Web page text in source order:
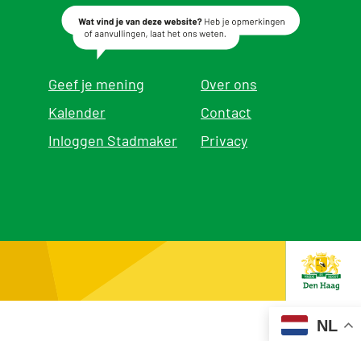
Geef je mening
Kalender
Inloggen Stadmaker
Over ons
Contact
Privacy
NL